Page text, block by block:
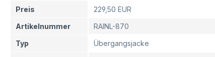
Preis
229,50 EUR
Artikelnummer
RAINL-870
Typ
Übergangsjacke